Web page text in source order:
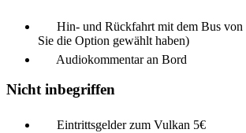
Hin- und Rückfahrt mit dem Bus
Sie die Option gewählt haben)
Audiokommentar an Bord
Nicht inbegriffen
Eintrittsgelder zum Vulkan 5€